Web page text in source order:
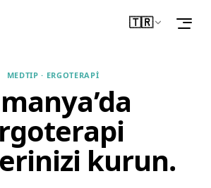
🇹🇷Turkce
MEDTIP · ERGOTERAPI
kurun.